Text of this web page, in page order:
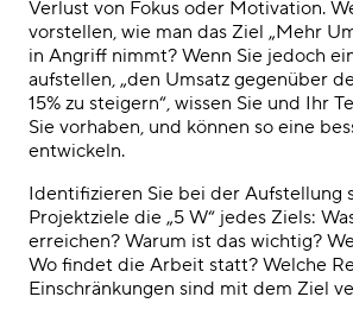
Verlust von Fokus oder Motivation.
vorstellen, wie man das Ziel „Mehr
in Angriff nimmt? Wenn Sie jedoch
aufstellen, „den Umsatz gegenüber
15% zu steigern“, wissen Sie und Ihr
Sie vorhaben, und können so eine
entwickeln.
Identifizieren Sie bei der Aufstellung
Projektziele die „5 W“ jedes Ziels:
erreichen? Warum ist das wichtig?
Wo findet die Arbeit statt? Welche
Einschränkungen sind mit dem Ziel